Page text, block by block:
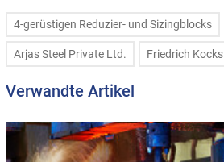
4-gerüstigen Reduzier- und Sizingblocks
Arjas Steel Private Ltd. Friedrich Kocks
Verwandte Artikel